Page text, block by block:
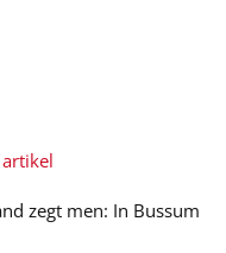
zegt men: In Bussum